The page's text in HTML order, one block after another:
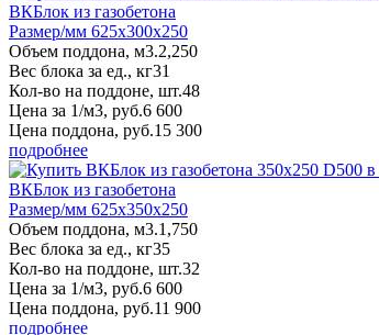
ВКБлок из газобетона
Размер/мм 625x300x250
Объем поддона, м3.2,250
Вес блока за ед., кг31
Кол-во на поддоне, шт.48
Цена за 1/м3, руб.6 600
Цена поддона, руб.15 300
подробнее
ВКБлок из газобетона
Размер/мм 625x350x250
Объем поддона, м3.1,750
Вес блока за ед., кг35
Кол-во на поддоне, шт.32
Цена за 1/м3, руб.6 600
Цена поддона, руб.11 900
подробнее